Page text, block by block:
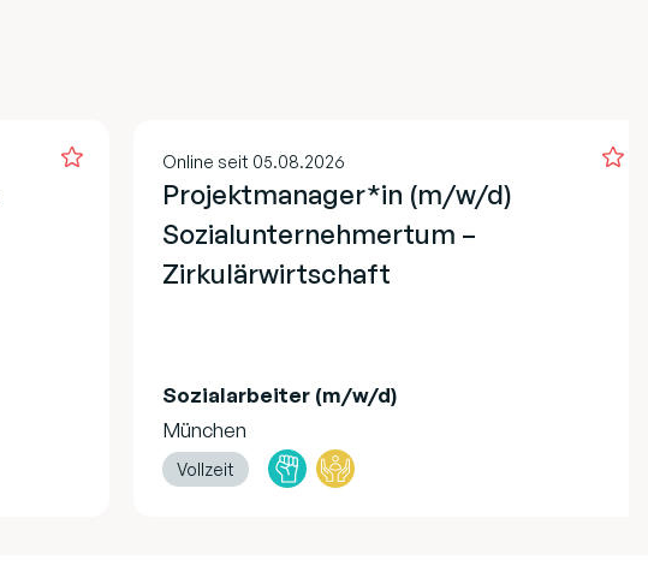
Online seit 05.08.2026
Projektmanager*in (m/w/d)
Sozialunternehmertum –
Zirkulärwirtschaft
Sozialarbeiter (m/w/d)
München
Vollzeit